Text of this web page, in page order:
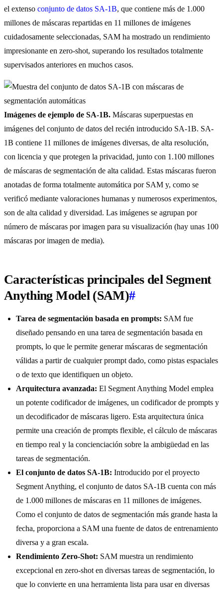
el extenso conjunto de datos SA-1B, que contiene más de 1.000
millones de máscaras repartidas en 11 millones de imágenes
cuidadosamente seleccionadas, SAM ha mostrado un rendimiento
impresionante en zero-shot, superando los resultados totalmente
supervisados anteriores en muchos casos.
Imágenes de ejemplo de SA-1B. Máscaras superpuestas en
imágenes del conjunto de datos del recién introducido SA-1B. SA-
1B contiene 11 millones de imágenes diversas, de alta resolución,
con licencia y que protegen la privacidad, junto con 1.100 millones
de máscaras de segmentación de alta calidad. Estas máscaras fueron
anotadas de forma totalmente automática por SAM y, como se
verificó mediante valoraciones humanas y numerosos experimentos,
son de alta calidad y diversidad. Las imágenes se agrupan por
número de máscaras por imagen para su visualización (hay unas 100
máscaras por imagen de media).
Características principales del Segment
Anything Model (SAM)#
Tarea de segmentación basada en prompts: SAM fue
diseñado pensando en una tarea de segmentación basada en
prompts, lo que le permite generar máscaras de segmentación
válidas a partir de cualquier prompt dado, como pistas espaciales
o de texto que identifiquen un objeto.
Arquitectura avanzada: El Segment Anything Model emplea
un potente codificador de imágenes, un codificador de prompts y
un decodificador de máscaras ligero. Esta arquitectura única
permite una creación de prompts flexible, el cálculo de máscaras
en tiempo real y la concienciación sobre la ambigüedad en las
tareas de segmentación.
El conjunto de datos SA-1B: Introducido por el proyecto
Segment Anything, el conjunto de datos SA-1B cuenta con más
de 1.000 millones de máscaras en 11 millones de imágenes.
Como el conjunto de datos de segmentación más grande hasta la
fecha, proporciona a SAM una fuente de datos de entrenamiento
diversa y a gran escala.
Rendimiento Zero-Shot: SAM muestra un rendimiento
excepcional en zero-shot en diversas tareas de segmentación, lo
que lo convierte en una herramienta lista para usar en diversas